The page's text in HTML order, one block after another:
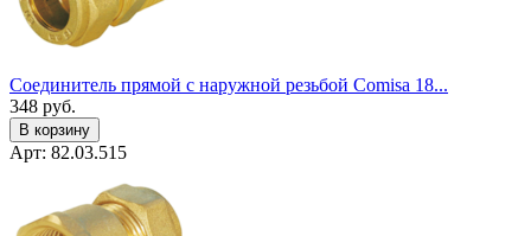
Соединитель прямой с наружной резьбой Comisa 18...
348 руб.
В корзину
Арт: 82.03.515